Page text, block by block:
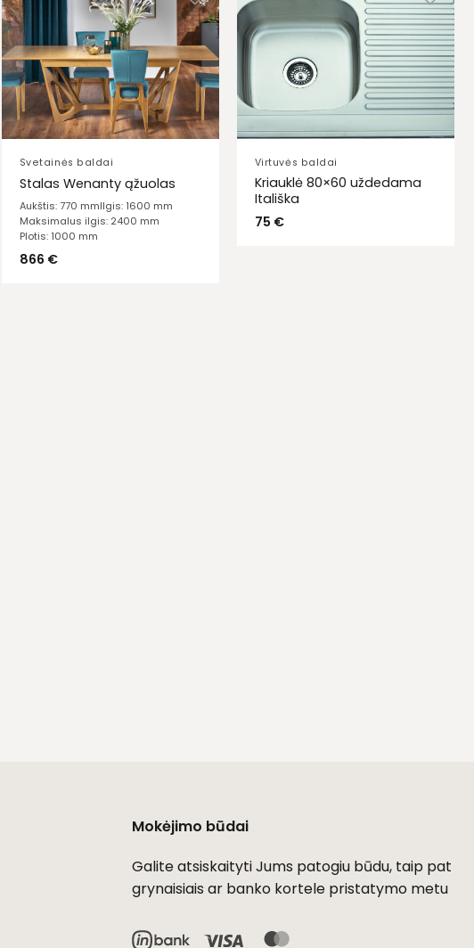
Svetainės baldai
Stalas Wenanty ąžuolas
Aukštis: 770 mmIlgis: 1600 mm
Maksimalus ilgis: 2400 mm
Plotis: 1000 mm
866 €
Virtuvės baldai
Kriauklė 80×60 uždedama
Itališka
75 €
Mokėjimo būdai
Galite atsiskaityti Jums patogiu būdu, taip pat
grynaisiais ar banko kortele pristatymo metu
Visa